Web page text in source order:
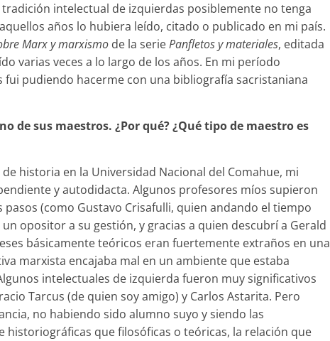
intelectual de izquierdas posiblemente no tenga
años lo hubiera leído, citado o publicado en mi país.
Marx y marxismo de la seriePanfletos y materiales, editada
varias veces a lo largo de los años. En mi período
pudiendo hacerme con una bibliografía sacristaniana
de sus maestros. ¿Por qué? ¿Qué tipo de maestro es
historia en la Universidad Nacional del Comahue, mi
y autodidacta. Algunos profesores míos supieron
(como Gustavo Crisafulli, quien andando el tiempo
opositor a su gestión, y gracias a quien descubrí a Gerald
básicamente teóricos eran fuertemente extraños en una
marxista encajaba mal en un ambiente que estaba
intelectuales de izquierda fueron muy significativos
Tarcus (de quien soy amigo) y Carlos Astarita. Pero
no habiendo sido alumno suyo y siendo las
historiográficas que filosóficas o teóricas, la relación que